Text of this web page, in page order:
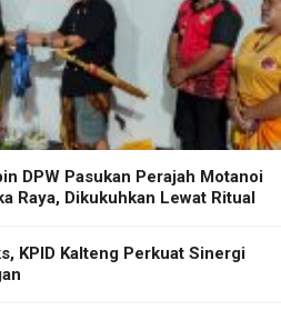
DPW Pasukan Perajah Motanoi
Raya, Dikukuhkan Lewat Ritual
KPID Kalteng Perkuat Sinergi